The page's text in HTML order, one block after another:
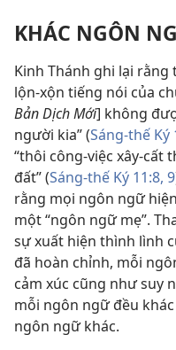
KHÁC NGÔN
Kinh Thánh ghi lại rằng
lộn-xộn tiếng nói của
Bản Dịch Mới] không
người kia” (Sáng-thế Ký
“thôi công-việc xây-cất
đất” (Sáng-thế Ký 11:8, 9
rằng mọi ngôn ngữ
một “ngôn ngữ mẹ”.
sự xuất hiện thình lình
đã hoàn chỉnh, mỗi
cảm xúc cũng như suy
mỗi ngôn ngữ đều
ngôn ngữ khác.